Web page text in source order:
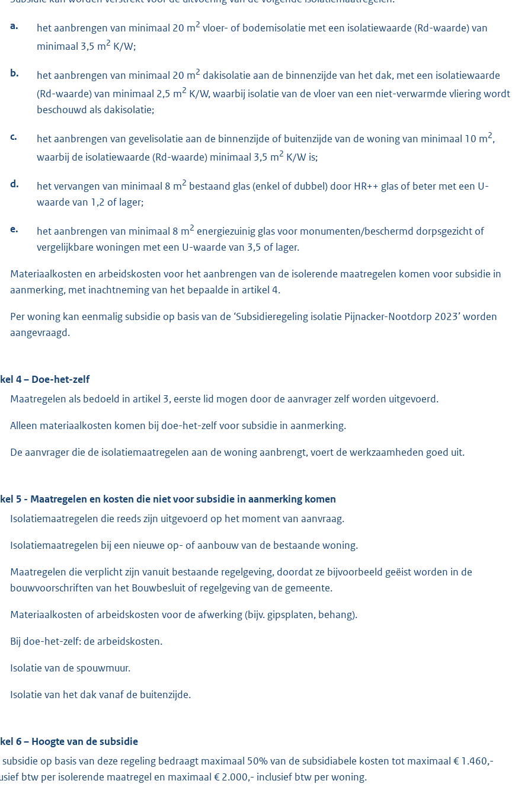
a. het aanbrengen van minimaal 20 m2 vloer- of bodemisolatie met een isolatiewaarde (Rd-waarde) van
minimaal 3,5 m2 K/W;
b. het aanbrengen van minimaal 20 m2 dakisolatie aan de binnenzijde van het dak, met een isolatiewaarde
(Rd-waarde) van minimaal 2,5 m2 K/W, waarbij isolatie van de vloer van een niet-verwarmde vliering wordt
beschouwd als dakisolatie;
c. het aanbrengen van gevelisolatie aan de binnenzijde of buitenzijde van de woning van minimaal 10 m2,
waarbij de isolatiewaarde (Rd-waarde) minimaal 3,5 m2 K/W is;
d. het vervangen van minimaal 8 m2 bestaand glas (enkel of dubbel) door HR++ glas of beter met een U-
waarde van 1,2 of lager;
e. het aanbrengen van minimaal 8 m2 energiezuinig glas voor monumenten/beschermd dorpsgezicht of
vergelijkbare woningen met een U-waarde van 3,5 of lager.
Materiaalkosten en arbeidskosten voor het aanbrengen van de isolerende maatregelen komen voor subsidie in
aanmerking, met inachtneming van het bepaalde in artikel 4.
Per woning kan eenmalig subsidie op basis van de ‘Subsidieregeling isolatie Pijnacker-Nootdorp 2023’ worden
aangevraagd.
4 – Doe-het-zelf
Maatregelen als bedoeld in artikel 3, eerste lid mogen door de aanvrager zelf worden uitgevoerd.
Alleen materiaalkosten komen bij doe-het-zelf voor subsidie in aanmerking.
De aanvrager die de isolatiemaatregelen aan de woning aanbrengt, voert de werkzaamheden goed uit.
5 - Maatregelen en kosten die niet voor subsidie in aanmerking komen
Isolatiemaatregelen die reeds zijn uitgevoerd op het moment van aanvraag.
Isolatiemaatregelen bij een nieuwe op- of aanbouw van de bestaande woning.
Maatregelen die verplicht zijn vanuit bestaande regelgeving, doordat ze bijvoorbeeld geëist worden in de
bouwvoorschriften van het Bouwbesluit of regelgeving van de gemeente.
Materiaalkosten of arbeidskosten voor de afwerking (bijv. gipsplaten, behang).
Bij doe-het-zelf: de arbeidskosten.
Isolatie van de spouwmuur.
Isolatie van het dak vanaf de buitenzijde.
6 – Hoogte van de subsidie
subsidie op basis van deze regeling bedraagt maximaal 50% van de subsidiabele kosten tot maximaal € 1.460,-
btw per isolerende maatregel en maximaal € 2.000,- inclusief btw per woning.